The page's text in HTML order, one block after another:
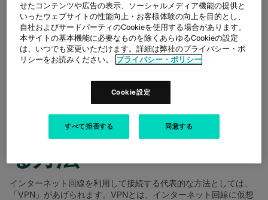
1.AWSへ接続にはどんな
方法がある？
AWSに接続する方法を大きく分類すると、以下の２つがあげられ
1-1.インターネット回線
を利用してAWS接続す
る方法
インターネット回線を利用して接続する代表的な方法としては、
「VPN」があげられます。VPNとは、インターネット回線に仮想
せたコンテンツや広告の表示、ソーシャルメディア機能の提供と
いったウェブサイトの性能向上・お客様体験の向上を目的とし、
自社およびサードパーティのCookieを使用する場合があります。
本サイトの基本機能に必要なものを除くあらゆるCookieの設定
は、いつでも変更いただけます。詳細は弊社のプライバシー・ポ
リシーをお読みください。
プライバシー・ポリシー
Cookie設定
すべて拒否する 同意する